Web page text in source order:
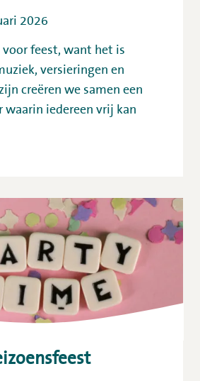
2026
feest, want het is
versieringen en
creëren we samen een
waarin iedereen vrij kan